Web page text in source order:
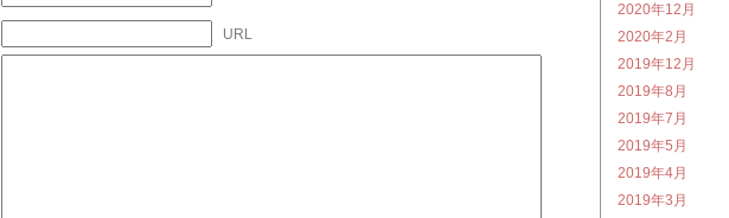
URL
2020年12月
2020年2月
2019年12月
2019年8月
2019年7月
2019年5月
2019年4月
2019年3月